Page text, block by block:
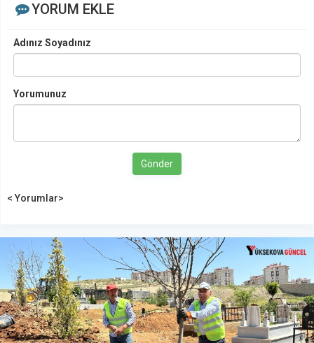
YORUM EKLE
Adınız Soyadınız
Yorumunuz
Gönder
< Yorumlar>